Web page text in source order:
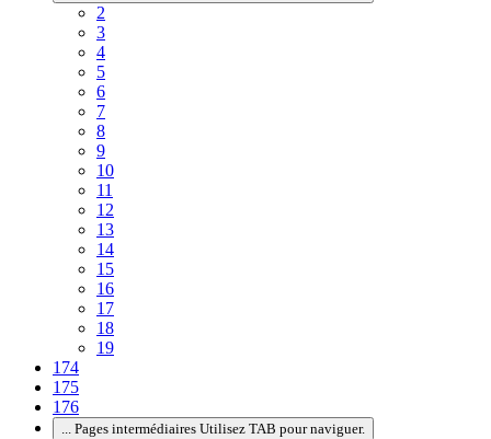
2
3
4
5
6
7
8
9
10
11
12
13
14
15
16
17
18
19
174
175
176
Pages intermédiaires Utilisez TAB pour naviguer.